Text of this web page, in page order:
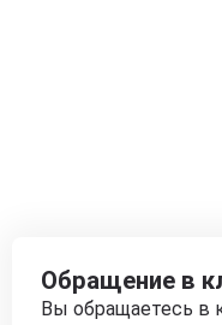
Обращение в
Вы обращаетесь в